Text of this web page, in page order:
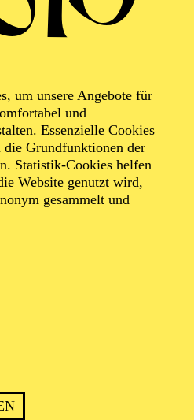
um unsere Angebote für
und
Essenzielle Cookies
Grundfunktionen der
Statistik-Cookies helfen
Website genutzt wird,
gesammelt und
in Saarbrücken geboren und
1993 studierte er am
er für Ballett und
Interesse dafür begann
entstanden